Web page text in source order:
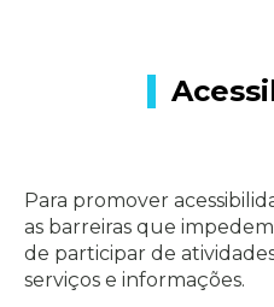
Para promover
as barreiras que
de participar de
serviços e informações.